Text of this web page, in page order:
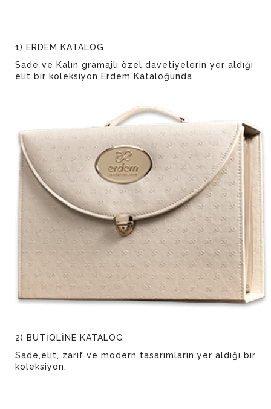
1) ERDEM KATALOG
Sade ve Kalın gramajlı özel davetiyelerin yer aldığı
elit bir koleksiyon Erdem Kataloğunda
2) BUTİQLİNE KATALOG
Sade,elit, zarif ve modern tasarımların yer aldığı bir
koleksiyon.